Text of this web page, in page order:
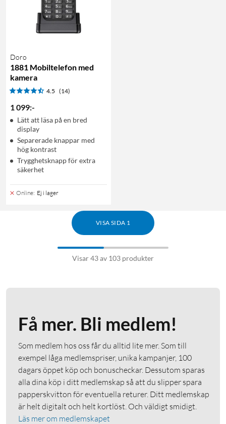
Doro
1881 Mobiltelefon med
kamera
4.5 (14)
1 099:-
Lätt att läsa på en bred
display
Separerade knappar med
hög kontrast
Trygghetsknapp för extra
säkerhet
Online: Ej i lager
VISA SIDA 1
Visar 43 av 103 produkter
Få mer. Bli medlem!
Som medlem hos oss får du alltid lite mer. Som till
exempel låga medlemspriser, unika kampanjer, 100
dagars öppet köp och bonuscheckar. Dessutom sparas
alla dina köp i ditt medlemskap så att du slipper spara
papperskvitton för eventuella returer. Ditt medlemskap
är helt digitalt och helt kortlöst. Och väldigt smidigt.
Läs mer om medlemskapet